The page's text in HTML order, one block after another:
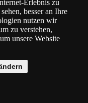
Fragen0
Erlebnis zu
besser an Ihre
nutzen wir
zu verstehen,
unsere Website